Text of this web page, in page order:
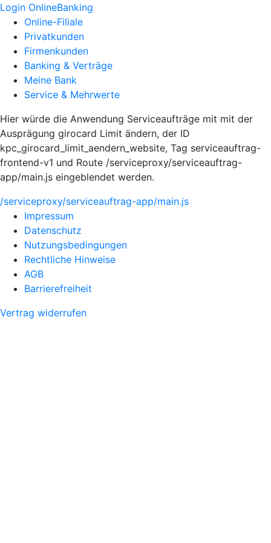
Login OnlineBanking
Online-Filiale
Privatkunden
Firmenkunden
Banking & Verträge
Meine Bank
Service & Mehrwerte
Hier würde die Anwendung Serviceaufträge mit mit der
Ausprägung girocard Limit ändern, der ID
kpc_girocard_limit_aendern_website, Tag serviceauftrag-
frontend-v1 und Route /serviceproxy/serviceauftrag-
app/main.js eingeblendet werden.
/serviceproxy/serviceauftrag-app/main.js
Impressum
Datenschutz
Nutzungsbedingungen
Rechtliche Hinweise
AGB
Barrierefreiheit
Vertrag widerrufen